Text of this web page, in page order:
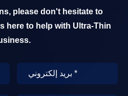
please don't hesitate to
here to help with Ultra-Thin